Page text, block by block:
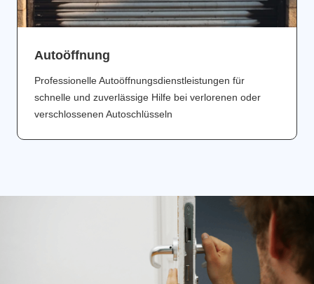
Аutoöffnung
Professionelle Autoöffnungsdienstleistungen für
schnelle und zuverlässige Hilfe bei verlorenen oder
verschlossenen Autoschlüsseln